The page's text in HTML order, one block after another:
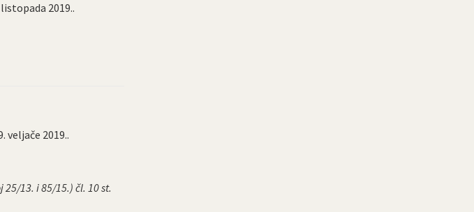
listopada 2019..
veljače 2019..
13. i 85/15.) čl. 10 st.